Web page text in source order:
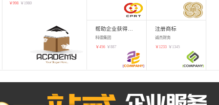
￥998 ￥ 1980
科德集团
￥456 ￥887
注册商标
诚杰财务
￥ 1233 ￥ 1345